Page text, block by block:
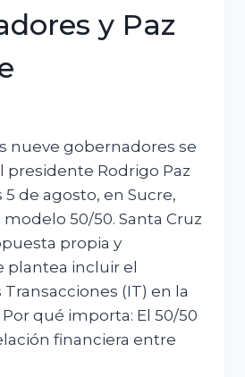
y Paz
nueve gobernadores se
presidente Rodrigo Paz
de agosto, en Sucre,
50/50. Santa Cruz
propia y
plantea incluir el
(IT) en la
qué importa: El 50/50
financiera entre